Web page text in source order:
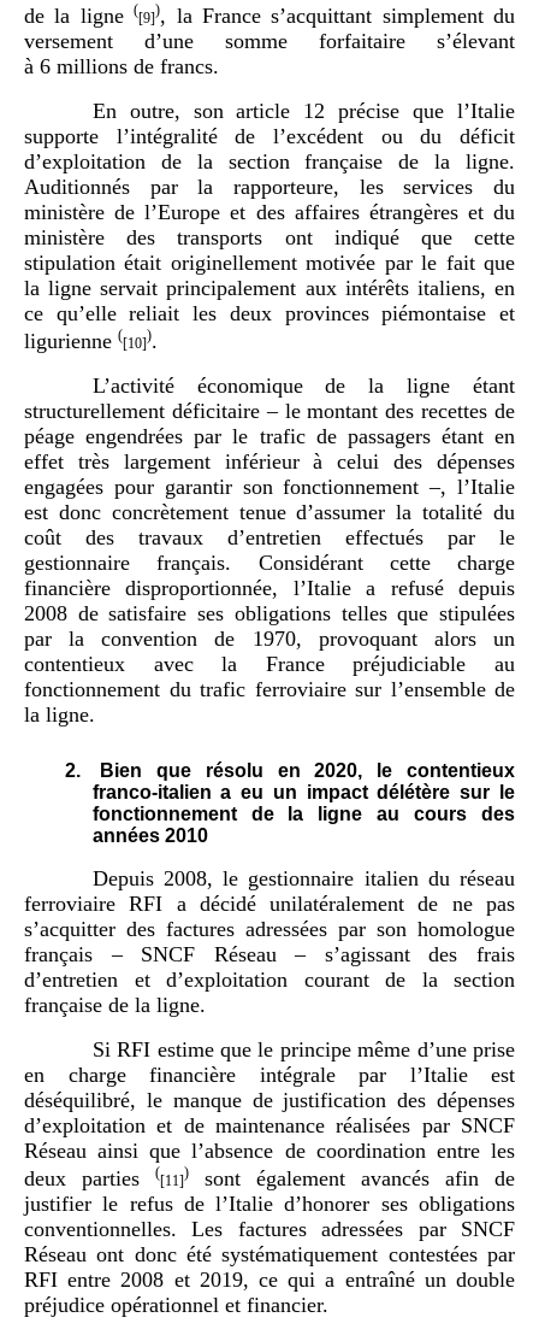
de la ligne([9]), la France s’acquittant simplement du
versement d’une somme forfaitaire s’élevant
à 6 millions de francs.
En outre, son article 12 précise que l’Italie
supporte l’intégralité de l’excédent ou du déficit
d’exploitation de la section française de la ligne.
Auditionnés par la rapporteure, les services du
ministère de l’Europe et des affaires étrangères et du
ministère des transports ont indiqué que cette
stipulation était originellement motivée par le fait que
la ligne servait principalement aux intérêts italiens, en
ce qu’elle reliait les deux provinces piémontaise et
ligurienne ([10]).
L’activité économique de la ligne étant
structurellement déficitaire – le montant des recettes de
péage engendrées par le trafic de passagers étant en
effet très largement inférieur à celui des dépenses
engagées pour garantir son fonctionnement –, l’Italie
est donc concrètement tenue d’assumer la totalité du
coût des travaux d’entretien effectués par le
gestionnaire français. Considérant cette charge
financière disproportionnée, l’Italie a refusé depuis
2008 de satisfaire ses obligations telles que stipulées
par la convention de 1970, provoquant alors un
contentieux avec la France préjudiciable au
fonctionnement du trafic ferroviaire sur l’ensemble de
la ligne.
2.
Bien que résolu en 2020, le contentieux
franco-italien a eu un impact délétère sur le
fonctionnement de la ligne au cours des
années 2010
Depuis 2008, le gestionnaire italien du réseau
ferroviaire RFI a décidé unilatéralement de ne pas
s’acquitter des factures adressées par son homologue
français – SNCF Réseau – s’agissant des frais
d’entretien et d’exploitation courant de la section
française de la ligne.
Si RFI estime que le principe même d’une prise
en charge financière intégrale par l’Italie est
déséquilibré, le manque de justification des dépenses
d’exploitation et de maintenance réalisées par SNCF
Réseau ainsi que l’absence de coordination entre les
deux parties
([11])
sont également avancés afin de
justifier le refus de l’Italie d’honorer ses obligations
conventionnelles. Les factures adressées par SNCF
Réseau ont donc été systématiquement contestées par
RFI entre 2008 et 2019, ce qui a entraîné un double
préjudice opérationnel et financier.